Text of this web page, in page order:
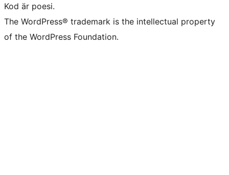
Kod är poesi.
The WordPress® trademark is the intellectual property
of the WordPress Foundation.